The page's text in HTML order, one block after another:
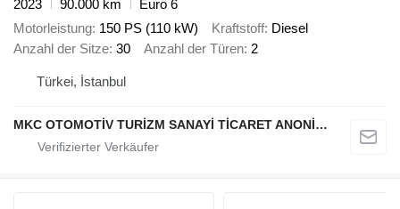
2023 90.000 km
Euro 6
Motorleistung 150 PS (110 kW) Kraftstoff Diesel
Anzahl der Sitze 30 Anzahl der Türen 2
Türkei, İstanbul
MKC OTOMOTİV TURİZM SANAYİ TİCARET ANONİM ŞİRKETİ